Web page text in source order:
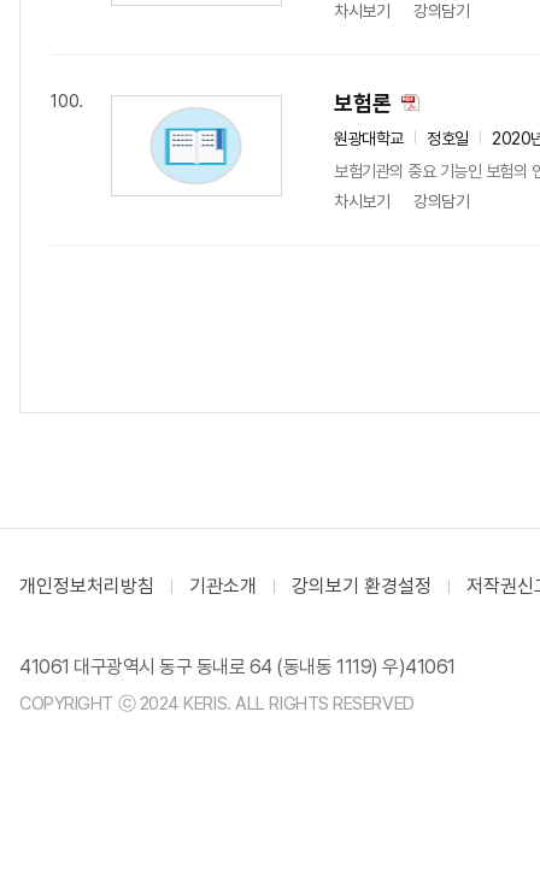
차시보기
강의담기
100. 보험론
원광대학교 정호일
2020
보험기관의 중요 기능인 보험의
차시보기
강의담기
개인정보처리방침 기관소개 강의보기 환경설정 저작권신
41061 대구광역시 동구 동내로 64 (동내동 1119) 우)41061
COPYRIGHT ⓒ 2024 KERIS. ALL RIGHTS RESERVED